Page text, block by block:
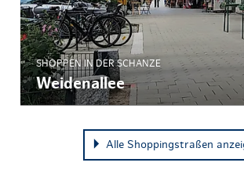
SHOPPEN IN DER SCHANZE
Weidenallee
Alle Shoppingstraßen